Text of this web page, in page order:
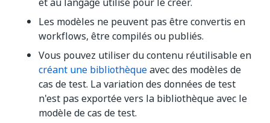
Les modèles ne peuvent pas être convertis en
workflows, être compilés ou publiés.
Vous pouvez utiliser du contenu réutilisable en
créant une bibliothèqueavec des modèles de
cas de test. La variation des données de test
n'est pas exportée vers la bibliothèque avec le
modèle de cas de test.